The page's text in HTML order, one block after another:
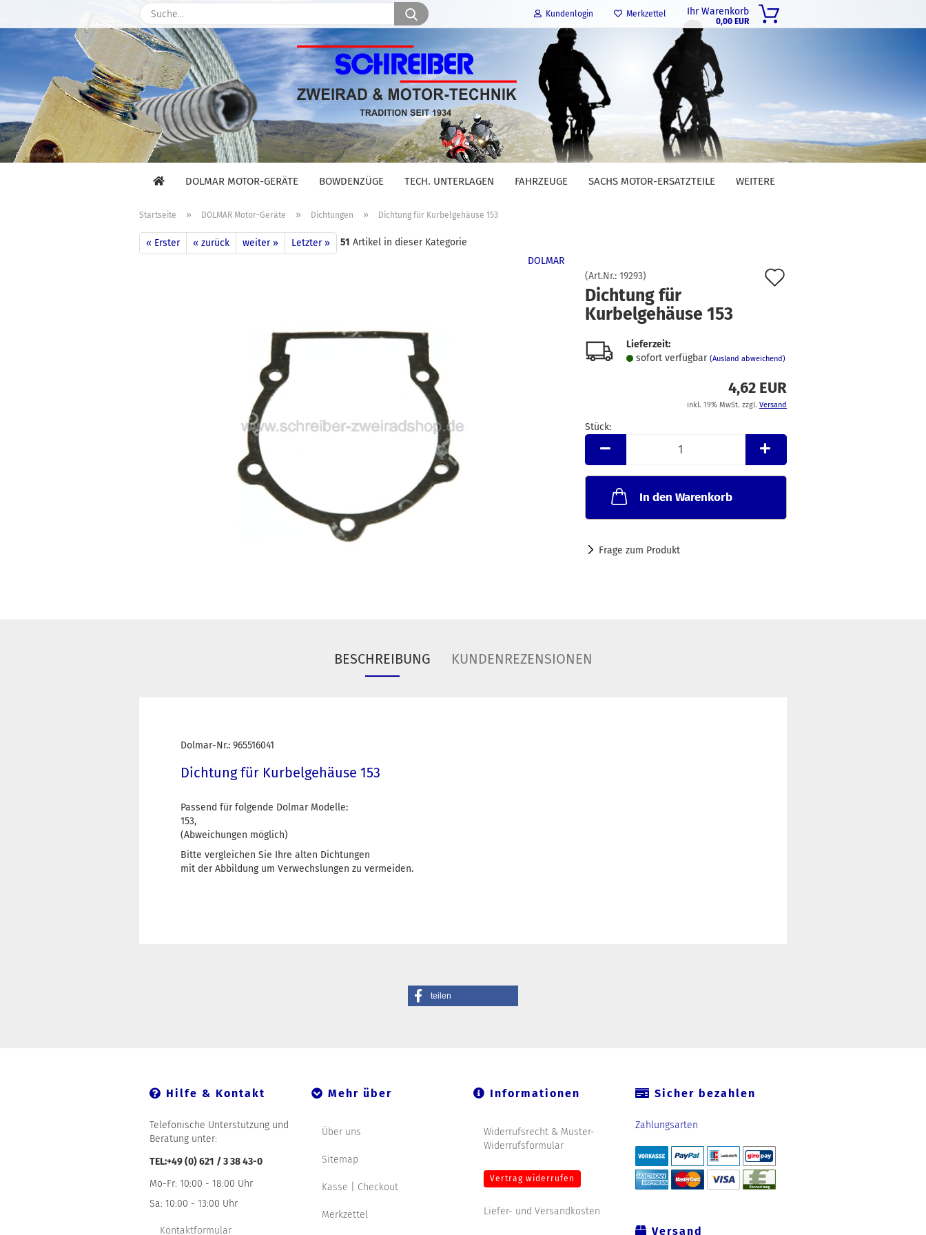
Kundenlogin
E-Mail
Passwort
Konto erstellen
Merkzettel
Suche... Ihr Warenkorb
0,00 EUR
DOLMAR MOTOR-GERÄTE BOWDENZÜGE TECH. UNTERLAGEN FAHRZEUGE SACHS MOTOR-ERSATZTEILE WEITERE
Startseite » DOLMAR Motor-Geräte » Dichtungen » Dichtung für Kurbelgehäuse 153
« Erster « zurück weiter » Letzter » 51 Artikel in dieser Kategorie
DOLMAR
(Art.Nr.: 19293)
Dichtung für
Kurbelgehäuse 153
Lieferzeit:
sofort verfügbar (Ausland abweichend)
4,62 EUR
inkl. 19% MwSt. zzgl. Versand
Stück:
Stück
In den Warenkorb
Frage zum Produkt
BESCHREIBUNG KUNDENREZENSIONEN
Dolmar-Nr.: 965516041
Dichtung für Kurbelgehäuse 153
Passend für folgende Dolmar Modelle:
153,
(Abweichungen möglich)
Bitte vergleichen Sie Ihre alten Dichtungen
mit der Abbildung um Verwechslungen zu vermeiden.
teilen
Hilfe & Kontakt
Telefonische Unterstützung und
Beratung unter:
TEL:+49 (0) 621 / 3 38 43-0
Mo-Fr: 10:00 - 18:00 Uhr
Sa: 10:00 - 13:00 Uhr
Kontaktformular
Mehr über
Über uns
Sitemap
Kasse | Checkout
Merkzettel
Informationen
Widerrufsrecht & Muster-
Widerrufsformular
Vertrag widerrufen
Liefer- und Versandkosten
Sicher bezahlen
Zahlungsarten
Versand